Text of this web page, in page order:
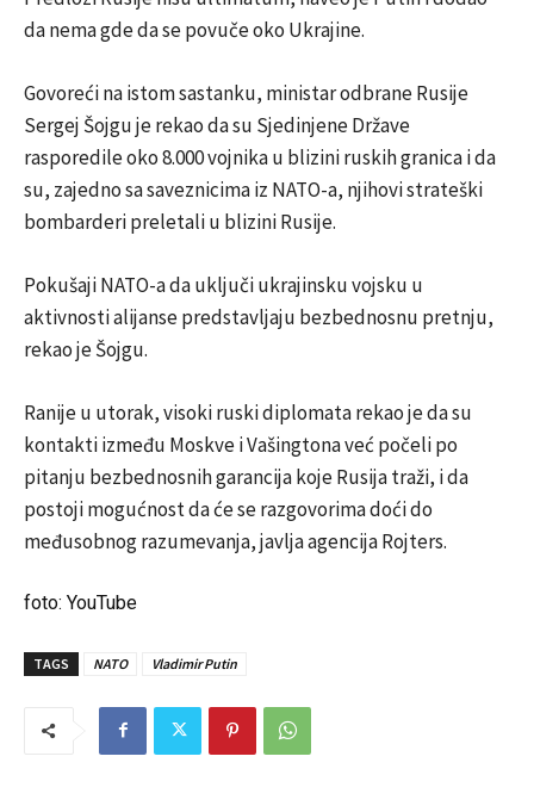
da nema gde da se povuče oko Ukrajine.
Govoreći na istom sastanku, ministar odbrane Rusije
Sergej Šojgu je rekao da su Sjedinjene Države
rasporedile oko 8.000 vojnika u blizini ruskih granica i da
su, zajedno sa saveznicima iz NATO-a, njihovi strateški
bombarderi preletali u blizini Rusije.
Pokušaji NATO-a da uključi ukrajinsku vojsku u
aktivnosti alijanse predstavljaju bezbednosnu pretnju,
rekao je Šojgu.
Ranije u utorak, visoki ruski diplomata rekao je da su
kontakti između Moskve i Vašingtona već počeli po
pitanju bezbednosnih garancija koje Rusija traži, i da
postoji mogućnost da će se razgovorima doći do
međusobnog razumevanja, javlja agencija Rojters.
foto: YouTube
TAGS NATO Vladimir Putin